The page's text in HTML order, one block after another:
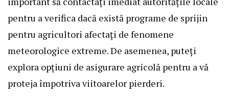
pentru a verifica dacă există programe de sprijin
pentru agricultori afectați de fenomene
meteorologice extreme. De asemenea, puteți
explora opțiuni de asigurare agricolă pentru a vă
proteja împotriva viitoarelor pierderi.